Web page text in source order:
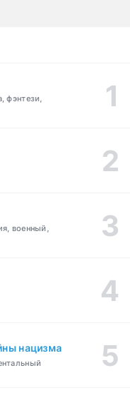
фэнтези,
военный,
нацизма